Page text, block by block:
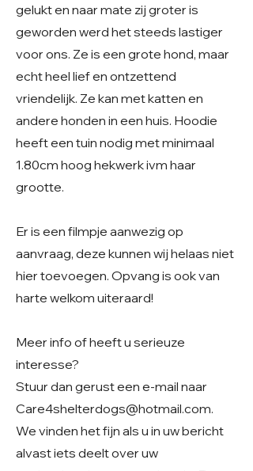
gelukt en naar mate zij groter is
geworden werd het steeds lastiger
voor ons. Ze is een grote hond, maar
echt heel lief en ontzettend
vriendelijk. Ze kan met katten en
andere honden in een huis. Hoodie
heeft een tuin nodig met minimaal
1.80cm hoog hekwerk ivm haar
grootte.
Er is een filmpje aanwezig op
aanvraag, deze kunnen wij helaas niet
hier toevoegen. Opvang is ook van
harte welkom uiteraard!
Meer info of heeft u serieuze
interesse?
Stuur dan gerust een e-mail naar
Care4shelterdogs@hotmail.com.
We vinden het fijn als u in uw bericht
alvast iets deelt over uw